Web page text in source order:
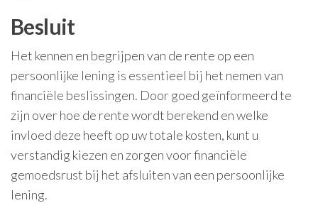
Besluit
Het kennen en begrijpen van de rente op een
persoonlijke lening is essentieel bij het nemen van
financiële beslissingen. Door goed geïnformeerd te
zijn over hoe de rente wordt berekend en welke
invloed deze heeft op uw totale kosten, kunt u
verstandig kiezen en zorgen voor financiële
gemoedsrust bij het afsluiten van een persoonlijke
lening.